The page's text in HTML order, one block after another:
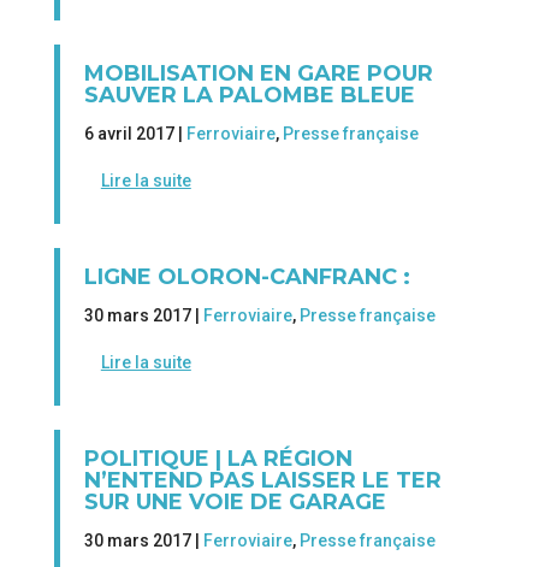
MOBILISATION EN GARE POUR
SAUVER LA PALOMBE BLEUE
6 avril 2017 | Ferroviaire, Presse française
Lire la suite
LIGNE OLORON-CANFRANC :
30 mars 2017 | Ferroviaire, Presse française
Lire la suite
POLITIQUE | LA RÉGION
N’ENTEND PAS LAISSER LE TER
SUR UNE VOIE DE GARAGE
30 mars 2017 | Ferroviaire, Presse française